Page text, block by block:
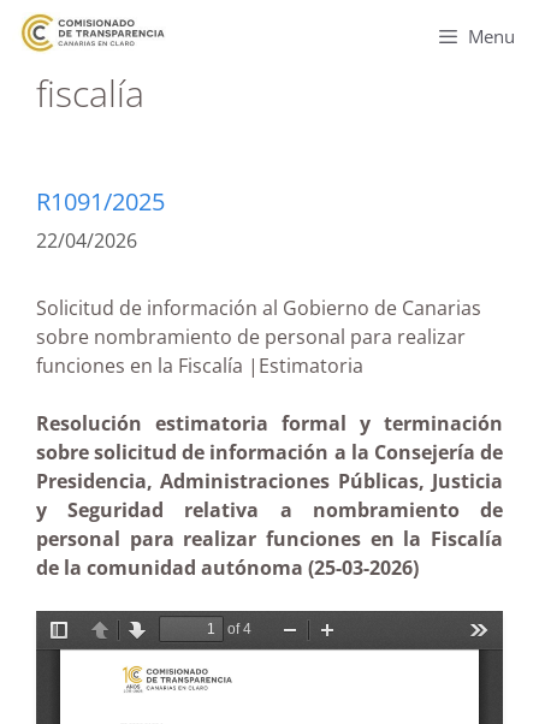
Menu
fiscalía
R1091/2025
22/04/2026
Solicitud de información al Gobierno de Canarias
sobre nombramiento de personal para realizar
funciones en la Fiscalía |Estimatoria
Resolución estimatoria formal y terminación
sobre solicitud de información a la Consejería de
Presidencia, Administraciones Públicas, Justicia
y Seguridad relativa a nombramiento de
personal para realizar funciones en la Fiscalía
de la comunidad autónoma (25-03-2026)